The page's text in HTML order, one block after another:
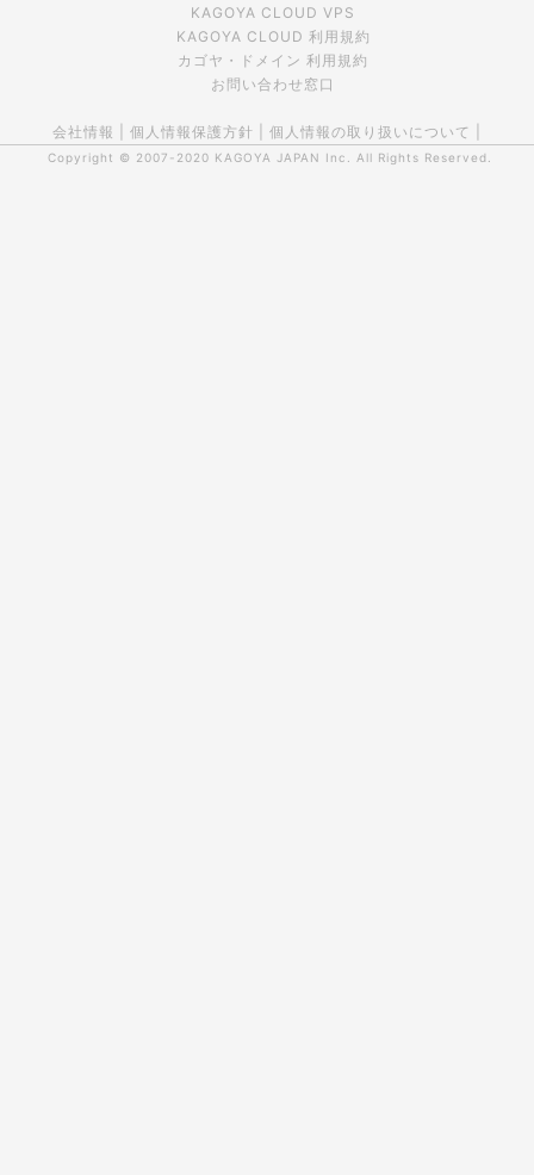
KAGOYA CLOUD VPS
KAGOYA CLOUD 利用規約
カゴヤ・ドメイン 利用規約
お問い合わせ窓口
会社情報 個人情報保護方針 個人情報の取り扱いについて
Copyright © 2007-2020 KAGOYA JAPAN Inc. All Rights Reserved.